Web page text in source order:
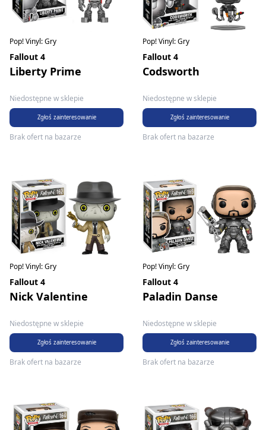
Pop! Vinyl: Gry
Fallout 4
Liberty Prime
Niedostępne w sklepie
Zgłoś zainteresowanie
Brak ofert na bazarze
Pop! Vinyl: Gry
Fallout 4
Codsworth
Niedostępne w sklepie
Zgłoś zainteresowanie
Brak ofert na bazarze
Pop! Vinyl: Gry
Fallout 4
Nick Valentine
Niedostępne w sklepie
Zgłoś zainteresowanie
Brak ofert na bazarze
Pop! Vinyl: Gry
Fallout 4
Paladin Danse
Niedostępne w sklepie
Zgłoś zainteresowanie
Brak ofert na bazarze